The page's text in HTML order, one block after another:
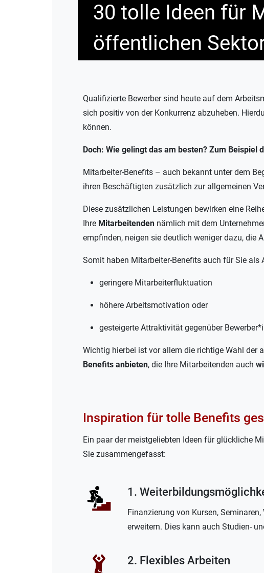
30 tolle Ideen für
öffentlichen
Qualifizierte Bewerber sind heute auf dem
sich positiv von der Konkurrenz abzuheben.
können.
Doch: Wie gelingt das am besten? Zum
Mitarbeiter-Benefits – auch bekannt unter dem
ihren Beschäftigten zusätzlich zur allgemeinen
Diese zusätzlichen Leistungen bewirken eine
Ihre Mitarbeitenden nämlich mit dem
empfinden, neigen sie deutlich weniger dazu, die
Somit haben Mitarbeiter-Benefits auch für Sie
geringere Mitarbeiterfluktuation
höhere Arbeitsmotivation oder
gesteigerte Attraktivität gegenüber
Wichtig hierbei ist vor allem die richtige Wahl der
Benefits anbieten, die Ihre Mitarbeitenden auch
Inspiration für tolle Benefits
Ein paar der meistgeliebten Ideen für glückliche
Sie zusammengefasst:
1.
Finanzierung von Kursen,
erweitern. Dies kann auch Studien-
2. Flexibles Arbeiten